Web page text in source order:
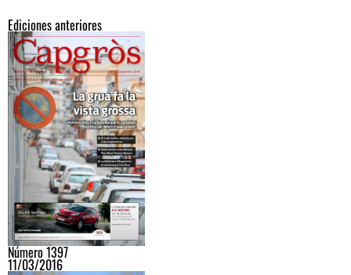
Ediciones anteriores
Número 1397
11/03/2016